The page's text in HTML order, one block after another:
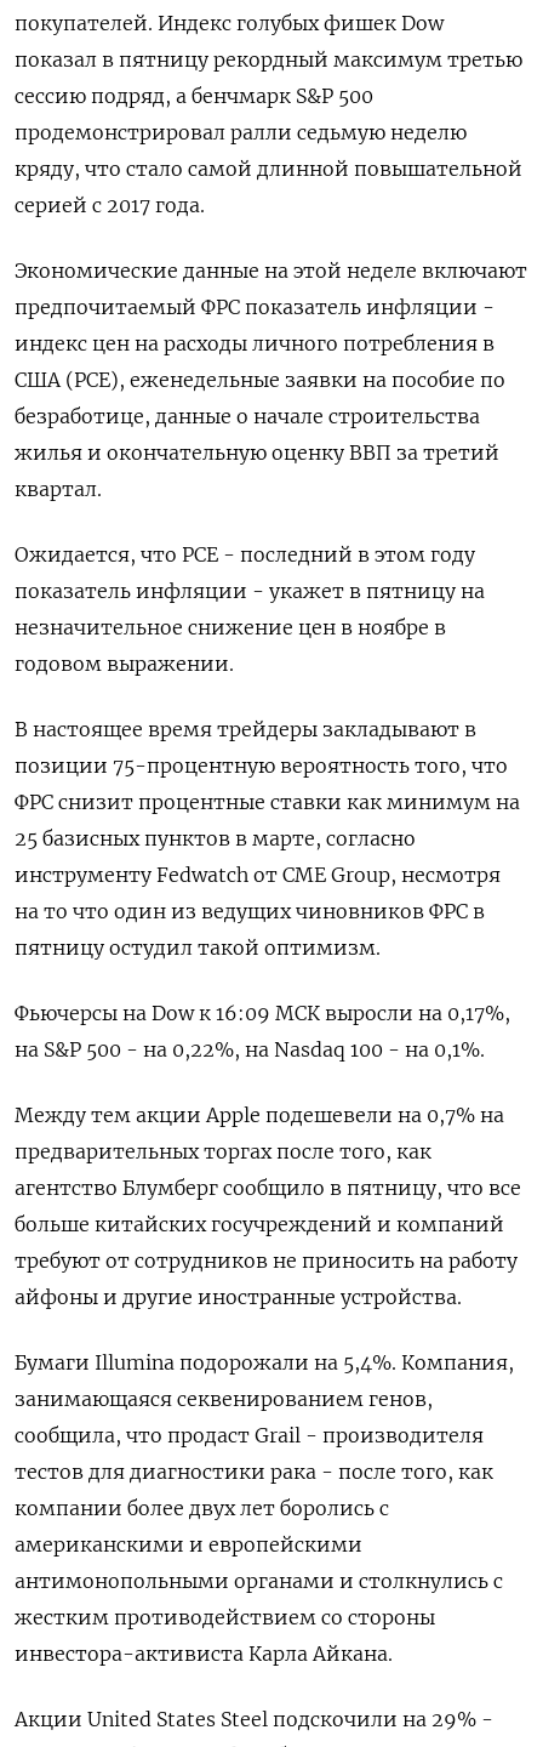
покупателей. Индекс голубых фишек Dow
показал в пятницу рекордный максимум третью
сессию подряд, а бенчмарк S&P 500
продемонстрировал ралли седьмую неделю
кряду, что стало самой длинной повышательной
серией с 2017 года.
Экономические данные на этой неделе включают
предпочитаемый ФРС показатель инфляции -
индекс цен на расходы личного потребления в
США (PCE), еженедельные заявки на пособие по
безработице, данные о начале строительства
жилья и окончательную оценку ВВП за третий
квартал.
Ожидается, что PCE - последний в этом году
показатель инфляции - укажет в пятницу на
незначительное снижение цен в ноябре в
годовом выражении.
В настоящее время трейдеры закладывают в
позиции 75-процентную вероятность того, что
ФРС снизит процентные ставки как минимум на
25 базисных пунктов в марте, согласно
инструменту Fedwatch от CME Group, несмотря
на то что один из ведущих чиновников ФРС в
пятницу остудил такой оптимизм.
Фьючерсы на Dow к 16:09 МСК выросли на 0,17%,
на S&P 500 - на 0,22%, на Nasdaq 100 - на 0,1%.
Между тем акции Apple подешевели на 0,7% на
предварительных торгах после того, как
агентство Блумберг сообщило в пятницу, что все
больше китайских госучреждений и компаний
требуют от сотрудников не приносить на работу
айфоны и другие иностранные устройства.
Бумаги Illumina подорожали на 5,4%. Компания,
занимающаяся секвенированием генов,
сообщила, что продаст Grail - производителя
тестов для диагностики рака - после того, как
компании более двух лет боролись с
американскими и европейскими
антимонопольными органами и столкнулись с
жестким противодействием со стороны
инвестора-активиста Карла Айкана.
Акции United States Steel подскочили на 29% -